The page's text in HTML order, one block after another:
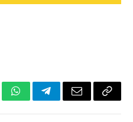
WhatsAppTelegramEmail Copy